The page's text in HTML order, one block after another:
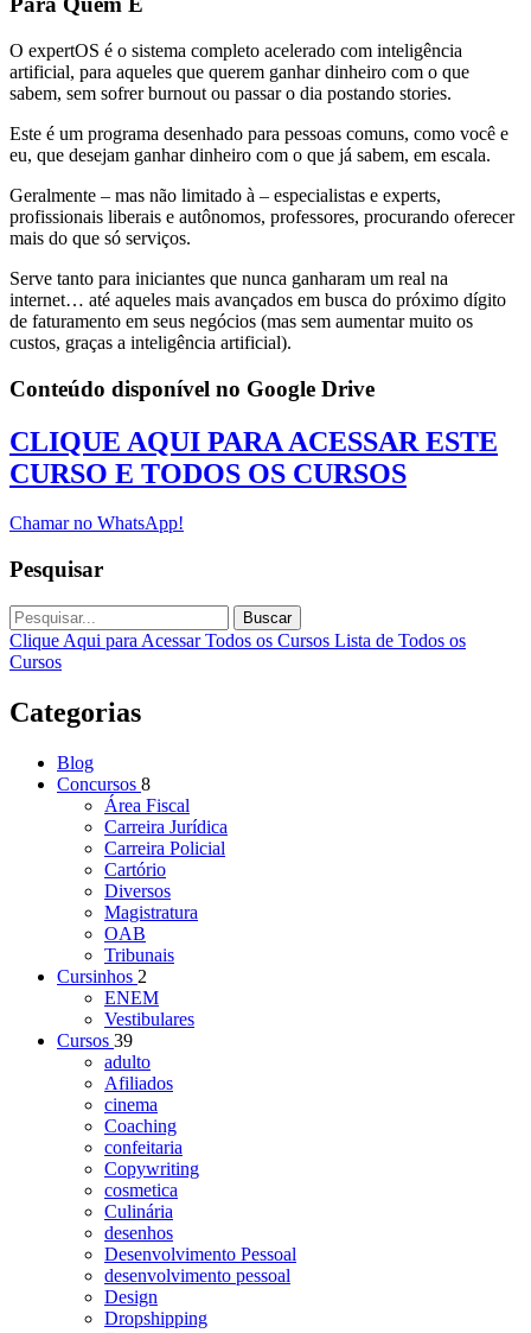
O expertOS é o sistema completo acelerado com inteligência
artificial, para aqueles que querem ganhar dinheiro com o que
sabem, sem sofrer burnout ou passar o dia postando stories.
Este é um programa desenhado para pessoas comuns, como você e
eu, que desejam ganhar dinheiro com o que já sabem, em escala.
Geralmente – mas não limitado à – especialistas e experts,
profissionais liberais e autônomos, professores, procurando oferecer
mais do que só serviços.
Serve tanto para iniciantes que nunca ganharam um real na
internet… até aqueles mais avançados em busca do próximo dígito
de faturamento em seus negócios (mas sem aumentar muito os
custos, graças a inteligência artificial).
Conteúdo disponível no Google Drive
CLIQUE AQUI PARA ACESSAR ESTE
CURSO E TODOS OS CURSOS
Chamar no WhatsApp!
Pesquisar
Buscar
Clique Aqui para Acessar Todos os Cursos Lista de Todos os
Cursos
Categorias
Blog
Concursos 8
Área Fiscal
Carreira Jurídica
Carreira Policial
Cartório
Diversos
Magistratura
OAB
Tribunais
Cursinhos 2
ENEM
Vestibulares
Cursos 39
adulto
Afiliados
cinema
Coaching
confeitaria
Copywriting
cosmetica
Culinária
desenhos
Desenvolvimento Pessoal
desenvolvimento pessoal
Design
Dropshipping